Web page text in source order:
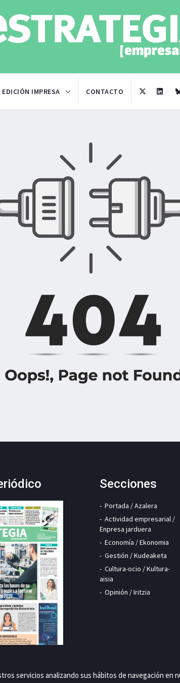
EDICIÓN IMPRESA CONTACTO
Secciones
Portada / Azalera
Actividad empresarial /
Enpresa jarduera
Economía / Ekonomia
Gestión / Kudeaketa
Cultura-ocio / Kultura-
aisia
Opinión / Iritzia
servicios analizando sus hábitos de navegación en